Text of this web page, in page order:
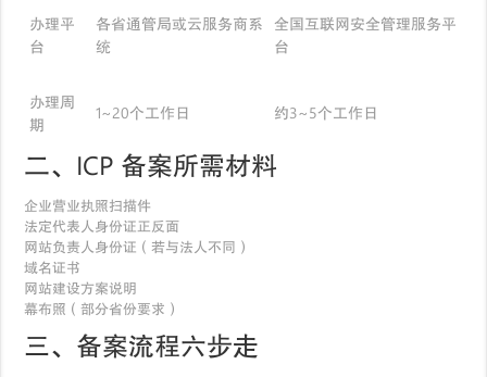
办理平
台
各省通管局或云服务商系
统
全国互联网安全管理服务平
台
办理周
期
1~20个工作日 约3~5个工作日
二、ICP 备案所需材料
企业营业执照扫描件
法定代表人身份证正反面
网站负责人身份证（若与法人不同）
域名证书
网站建设方案说明
幕布照（部分省份要求）
三、备案流程六步走